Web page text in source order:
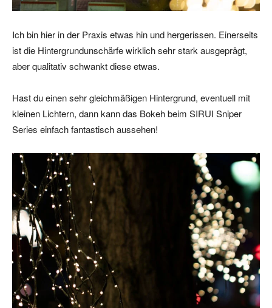
Ich bin hier in der Praxis etwas hin und hergerissen. Einerseits
ist die Hintergrundunschärfe wirklich sehr stark ausgeprägt,
aber qualitativ schwankt diese etwas.
Hast du einen sehr gleichmäßigen Hintergrund, eventuell mit
kleinen Lichtern, dann kann das Bokeh beim SIRUI Sniper
Series einfach fantastisch aussehen!